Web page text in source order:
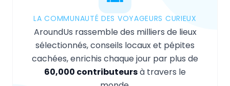
LA COMMUNAUTÉ DES VOYAGEURS CURIEUX
AroundUs rassemble des milliers de lieux
sélectionnés, conseils locaux et pépites
cachées, enrichis chaque jour par plus de
60,000 contributeursà travers le